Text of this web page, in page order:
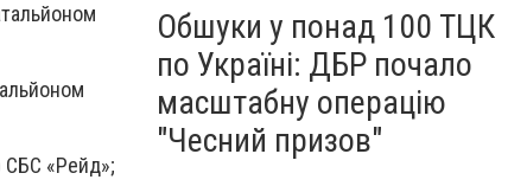
СБС «Рейд»;
Обшуки у понад 100 ТЦК
по Україні: ДБР почало
масштабну операцію
"Чесний призов"